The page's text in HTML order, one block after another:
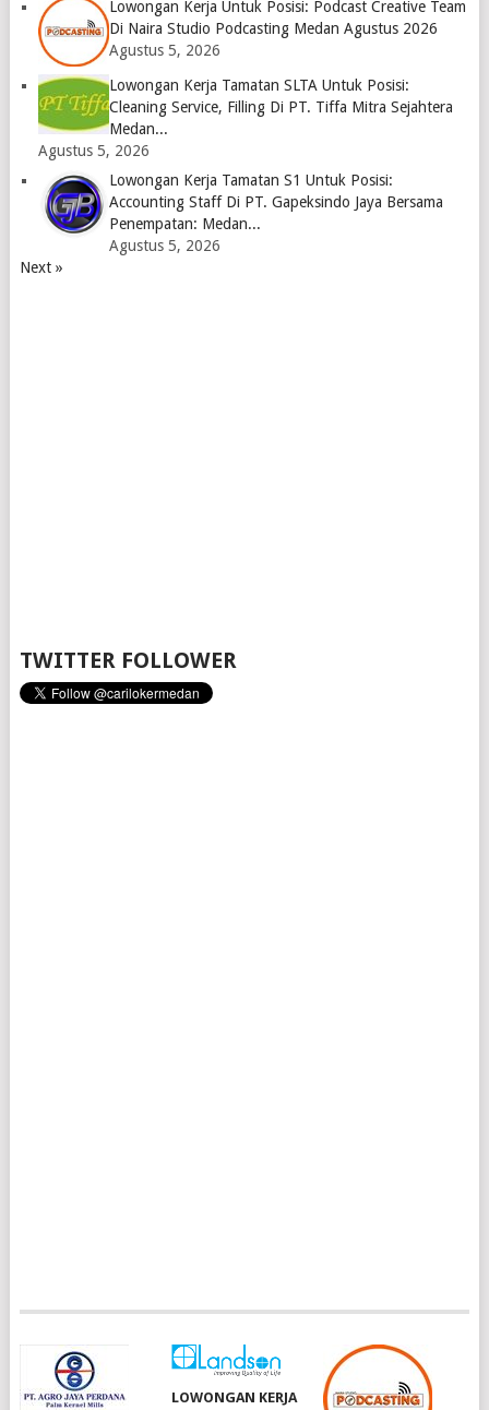
Lowongan Kerja Untuk Posisi: Podcast Creative Team
Di Naira Studio Podcasting Medan Agustus 2026
Agustus 5, 2026
Lowongan Kerja Tamatan SLTA Untuk Posisi:
Cleaning Service, Filling Di PT. Tiffa Mitra Sejahtera
Medan...
Agustus 5, 2026
Lowongan Kerja Tamatan S1 Untuk Posisi:
Accounting Staff Di PT. Gapeksindo Jaya Bersama
Penempatan: Medan...
Agustus 5, 2026
Next »
TWITTER FOLLOWER
LOWONGAN KERJA